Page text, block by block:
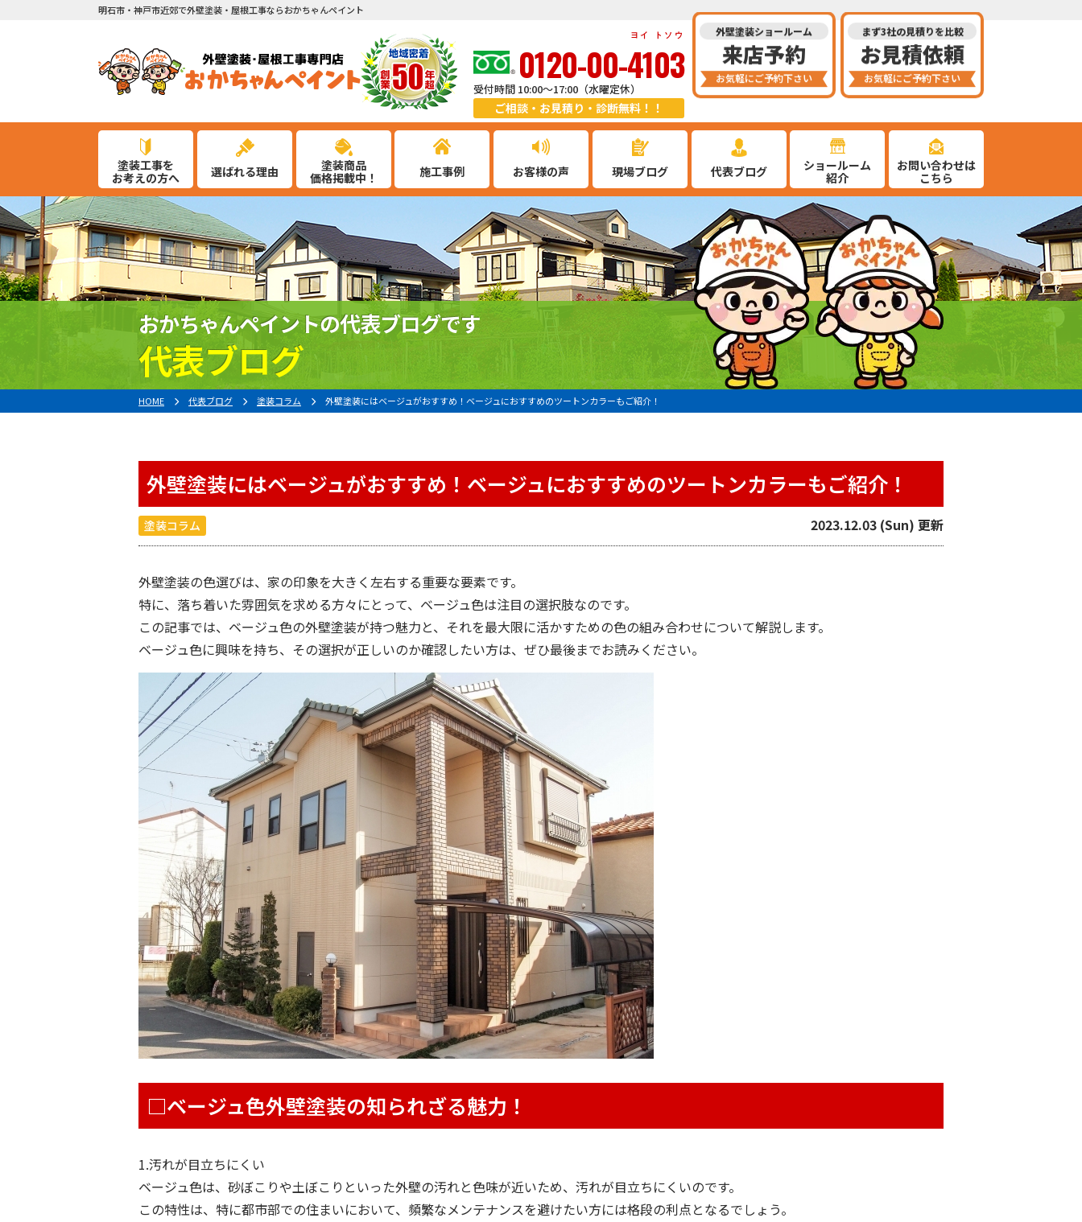
明石市・神戸市近郊で外壁塗装・屋根工事ならおかちゃんペイント
0120-00-4103
ヨイ トソウ
受付時間 10:00～17:00（水曜定休）
ご相談・お見積り・診断無料！！
外壁塗装ショールーム
来店予約
お気軽にご予約下さい
まず3社の見積りを比較
お見積依頼
お気軽にご予約下さい
塗装工事を
お考えの方へ
選ばれる理由
塗装商品
価格掲載中！
施工事例 お客様の声 現場ブログ 代表ブログ
ショールーム
紹介
お問い合わせは
こちら
おかちゃんペイントの代表ブログです
代表ブログ
HOME 代表ブログ 塗装コラム 外壁塗装にはベージュがおすすめ！ベージュにおすすめのツートンカラーもご紹介！
外壁塗装にはベージュがおすすめ！ベージュにおすすめのツートンカラーもご紹介！
塗装コラム 2023.12.03 (Sun) 更新
外壁塗装の色選びは、家の印象を大きく左右する重要な要素です。
特に、落ち着いた雰囲気を求める方々にとって、ベージュ色は注目の選択肢なのです。
この記事では、ベージュ色の外壁塗装が持つ魅力と、それを最大限に活かすための色の組み合わせについて解説します。
ベージュ色に興味を持ち、その選択が正しいのか確認したい方は、ぜひ最後までお読みください。
□ベージュ色外壁塗装の知られざる魅力！
1.汚れが目立ちにくい
ベージュ色は、砂ぼこりや土ぼこりといった外壁の汚れと色味が近いため、汚れが目立ちにくいのです。
この特性は、特に都市部での住まいにおいて、頻繁なメンテナンスを避けたい方には格段の利点となるでしょう。